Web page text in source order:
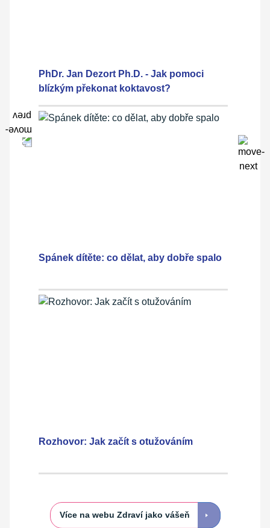
PhDr. Jan Dezort Ph.D. - Jak pomoci
blízkým překonat koktavost?
Spánek dítěte: co dělat, aby dobře spalo
Rozhovor: Jak začít s otužováním
Více na webu Zdraví jako vášeň